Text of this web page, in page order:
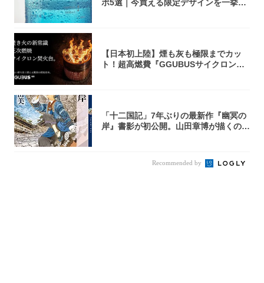
ボ5選｜今買える限定デザインを一挙紹
【日本初上陸】煙も灰も極限までカッ
ト！超高燃費『GGUBUSサイクロン焚
「十二国記」7年ぶりの最新作『幽冥の
岸』書影が初公開。山田章博が描くのは
Recommended by